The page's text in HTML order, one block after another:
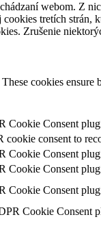
webom. Z
tretích
Zrušenie
cookies
Cookie Consent
cookie consent to
Cookie Consent
Cookie Consent
Cookie Consent
Cookie Consent